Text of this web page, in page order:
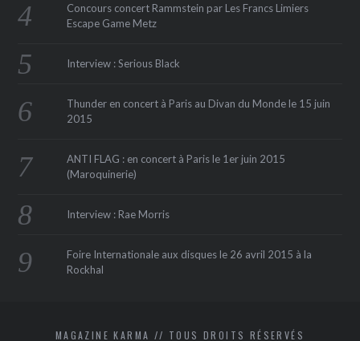
Concours concert Rammstein par Les Francs Limiers
Escape Game Metz
Interview : Serious Black
Thunder en concert à Paris au Divan du Monde le 15 juin
2015
ANTI FLAG : en concert à Paris le 1er juin 2015
(Maroquinerie‏)
Interview : Rae Morris
Foire Internationale aux disques le 26 avril 2015 à la
Rockhal
MAGAZINE KARMA // TOUS DROITS RÉSERVÉS